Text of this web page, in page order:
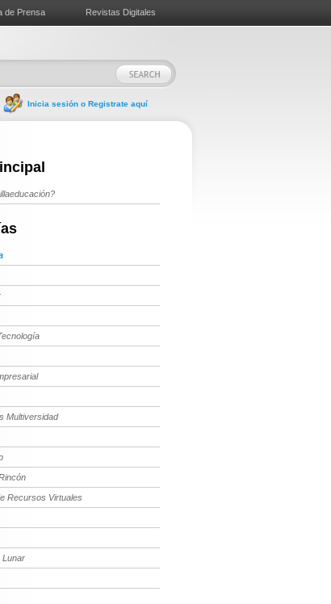
de Prensa Revistas Digitales
Inicia sesión o Registrate aquí
Multiversidad
Recursos Virtuales
Lunar